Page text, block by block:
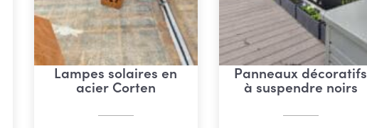
Lampes solaires en
acier Corten
Panneaux décoratifs
à suspendre noirs